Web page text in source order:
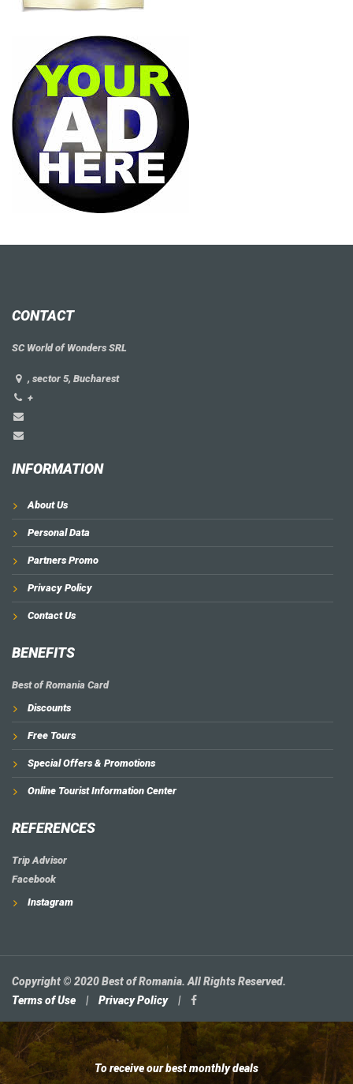
CONTACT
SC World of Wonders SRL
, sector 5, Bucharest
+
INFORMATION
About Us
Personal Data
Partners Promo
Privacy Policy
Contact Us
BENEFITS
Best of Romania Card
Discounts
Free Tours
Special Offers & Promotions
Online Tourist Information Center
REFERENCES
Trip Advisor
Facebook
Instagram
Copyright © 2020 Best of Romania. All Rights Reserved.
Terms of Use
| Privacy Policy |
To receive our best monthly deals